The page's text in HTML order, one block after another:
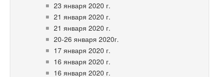
23 января 2020 г.
21 января 2020 г.
21 января 2020 г.
20-26 января 2020г.
17 января 2020 г.
16 января 2020 г.
16 января 2020 г.